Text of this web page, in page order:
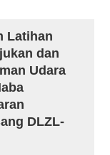
Latihan
dan
Udara
DLZL-